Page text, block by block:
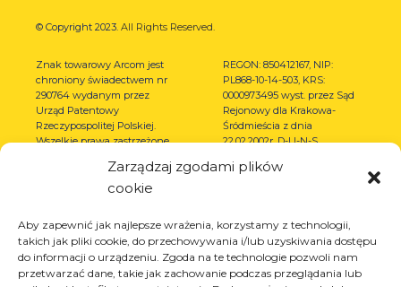
Zarządzaj zgodami plików
cookie
Aby zapewnić jak najlepsze wrażenia, korzystamy z technologii,
takich jak pliki cookie, do przechowywania i/lub uzyskiwania dostępu
do informacji o urządzeniu. Zgoda na te technologie pozwoli nam
przetwarzać dane, takie jak zachowanie podczas przeglądania lub
© Copyright 2023. All Rights Reserved.
Znak towarowy Arcom jest
chroniony świadectwem nr
290764 wydanym przez
Urząd Patentowy
Rzeczypospolitej Polskiej.
Wszelkie prawa zastrzeżone.
REGON: 850412167, NIP:
PL868-10-14-503, KRS:
0000973495 wyst. przez Sąd
Rejonowy dla Krakowa-
Śródmieścia z dnia
22.02.2002r. D-U-N-S